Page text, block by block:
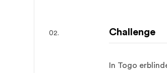
Challenge
In Togo